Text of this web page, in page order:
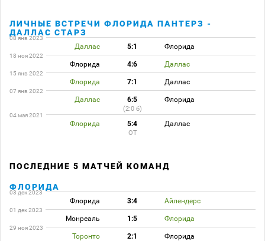
ЛИЧНЫЕ ВСТРЕЧИ ФЛОРИДА ПАНТЕРЗ -
ДАЛЛАС СТАРЗ
08 янв 2023
Даллас 5:1 Флорида
18 ноя 2022
Флорида 4:6 Даллас
15 янв 2022
Флорида 7:1 Даллас
07 янв 2022
Даллас 6:5 Флорида
(2:0 б)
04 мая 2021
Флорида 5:4 Даллас
ОТ
ПОСЛЕДНИЕ 5 МАТЧЕЙ КОМАНД
ФЛОРИДА
03 дек 2023
Флорида 3:4 Айлендерс
01 дек 2023
Монреаль 1:5 Флорида
29 ноя 2023
Торонто 2:1 Флорида